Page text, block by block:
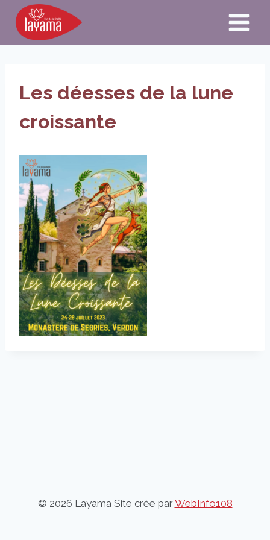
Aller
contenu
Les déesses de la lune
croissante
© 2026 Layama Site crée parWebInfo108